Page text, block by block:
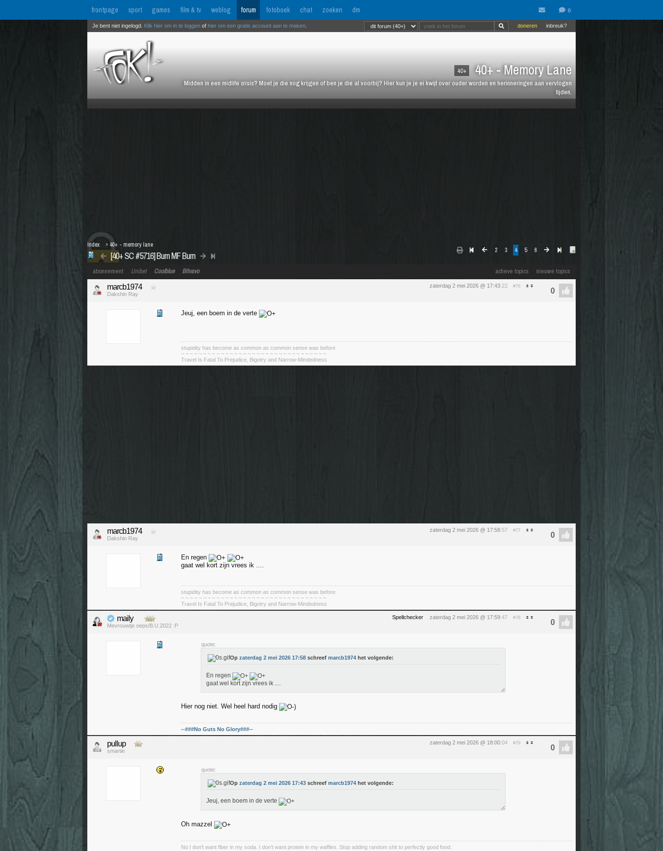
frontpage sport games film & tv weblog forum fotoboek chat zoeken dm
40+ 40+ - Memory Lane
Midden in een midlife crisis? Moet je die nog krijgen of ben je die al voorbij? Hier kun je je ei kwijt over ouder worden en herinneringen aan vervlogen
tijden.
inbreuk?
doneren
Je bent niet ingelogd. Klik hier om in te loggen of hier om een gratis account aan te maken
2 3 4 5 6
[40+ SC #5716] Burn MF Burn
Index » 40+ - memory lane
actieve topics nieuwe topics
abonnement Unibet Coolblue Bitvavo
zaterdag 2 mei 2026 @ 17:43:22 #76
marcb1974
Dakshin Ray
Jeuj, een boem in de verte
stupidity has become as common as common sense was before
~ ~ ~ ~ ~ ~ ~ ~ ~ ~ ~ ~ ~ ~ ~ ~ ~ ~ ~ ~ ~ ~ ~ ~ ~ ~ ~ ~ ~ ~ ~ ~ ~
Travel Is Fatal To Prejudice, Bigotry and Narrow-Mindedness
zaterdag 2 mei 2026 @ 17:58:57 #77
marcb1974
Dakshin Ray
En regen
gaat wel kort zijn vrees ik ....
stupidity has become as common as common sense was before
~ ~ ~ ~ ~ ~ ~ ~ ~ ~ ~ ~ ~ ~ ~ ~ ~ ~ ~ ~ ~ ~ ~ ~ ~ ~ ~ ~ ~ ~ ~ ~ ~
Travel Is Fatal To Prejudice, Bigotry and Narrow-Mindedness
Spellchecker zaterdag 2 mei 2026 @ 17:59:47 #78
maily
Mevrouwtje oeps/B.U.2022 :P
quote:
Op zaterdag 2 mei 2026 17:58 schreef marcb1974 het volgende:
En regen
gaat wel kort zijn vrees ik ....
Hier nog niet. Wel heel hard nodig
--###No Guts No Glory###--
zaterdag 2 mei 2026 @ 18:00:04 #79
pullup
smartie
quote:
Op zaterdag 2 mei 2026 17:43 schreef marcb1974 het volgende:
Jeuj, een boem in de verte
Oh mazzel
No I don't want fiber in my soda. I don't want protein in my waffles. Stop adding random shit to perfectly good food.